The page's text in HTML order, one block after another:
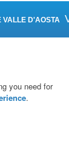
VALLE D'AOSTA
you need for
.